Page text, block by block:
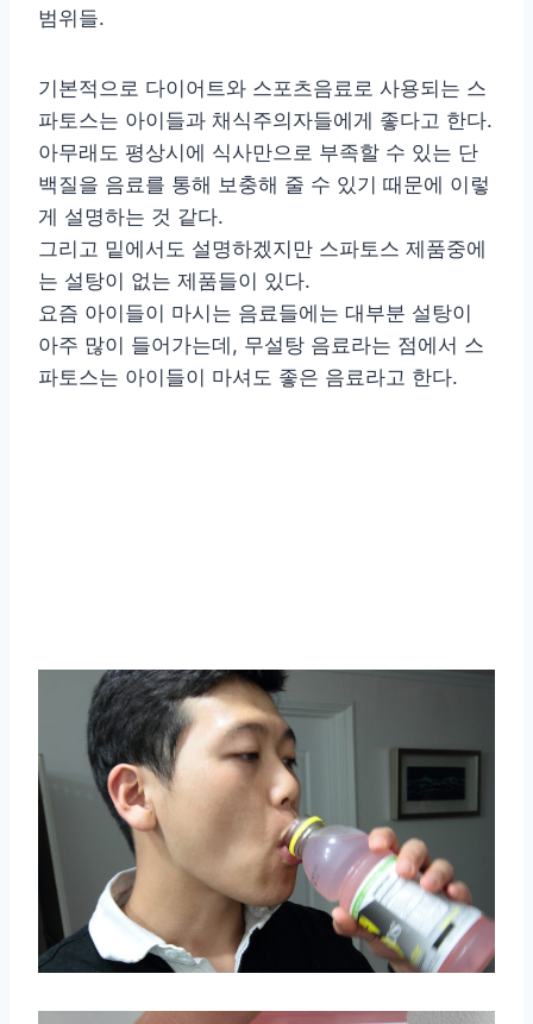
범위들.
기본적으로 다이어트와 스포츠음료로 사용되는 스
파토스는 아이들과 채식주의자들에게 좋다고 한다.
아무래도 평상시에 식사만으로 부족할 수 있는 단
백질을 음료를 통해 보충해 줄 수 있기 때문에 이렇
게 설명하는 것 같다.
그리고 밑에서도 설명하겠지만 스파토스 제품중에
는 설탕이 없는 제품들이 있다.
요즘 아이들이 마시는 음료들에는 대부분 설탕이
아주 많이 들어가는데, 무설탕 음료라는 점에서 스
파토스는 아이들이 마셔도 좋은 음료라고 한다.